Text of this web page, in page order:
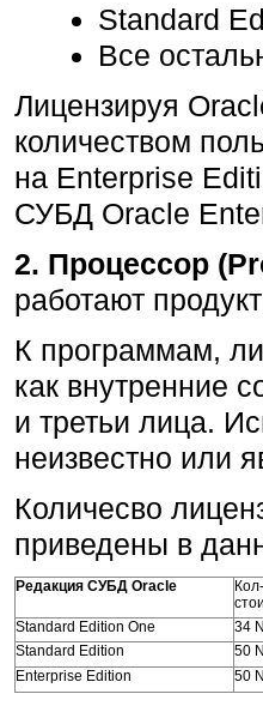
Standard
Все
Лицензируя
количеством
на Enterprise
СУБД Oracle
2. Процессор
работают
К программам,
как внутренние
и третьи лица.
неизвестно или
Количесво
приведены в
Редакция СУБД Oracle
Standard Edition One
34
Standard Edition
50
Enterprise Edition
50